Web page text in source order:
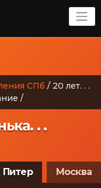
СПб / 20 лет. . .
/
. .
Москва
Питер